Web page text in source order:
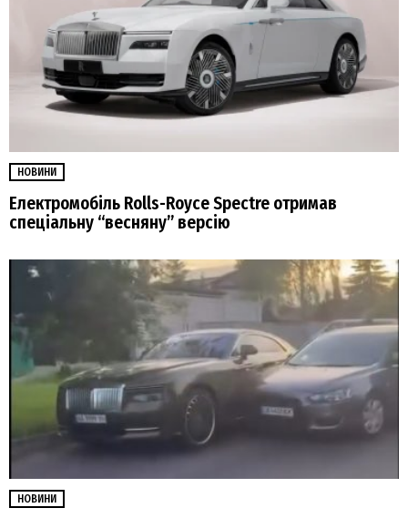
НОВИНИ
Електромобіль Rolls-Royce Spectre отримав
спеціальну “весняну” версію
НОВИНИ